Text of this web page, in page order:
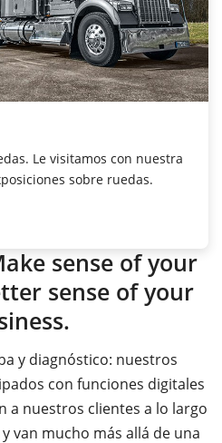
Le visitamos con nuestra
sobre ruedas.
sense of your
sense of your
y diagnóstico: nuestros
con funciones digitales
a nuestros clientes a lo largo
van mucho más allá de una